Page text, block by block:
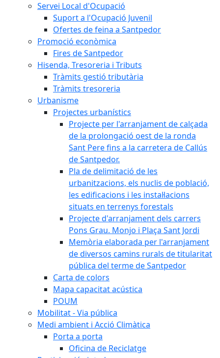
Servei Local d'Ocupació
Suport a l'Ocupació Juvenil
Ofertes de feina a Santpedor
Promoció econòmica
Fires de Santpedor
Hisenda, Tresoreria i Tributs
Tràmits gestió tributària
Tràmits tresoreria
Urbanisme
Projectes urbanístics
Projecte per l'arranjament de calçada
de la prolongació oest de la ronda
Sant Pere fins a la carretera de Callús
de Santpedor.
Pla de delimitació de les
urbanitzacions, els nuclis de població,
les edificacions i les instal·lacions
situats en terrenys forestals
Projecte d'arranjament dels carrers
Pons Grau. Monjo i Plaça Sant Jordi
Memòria elaborada per l'arranjament
de diversos camins rurals de titularitat
pública del terme de Santpedor
Carta de colors
Mapa capacitat acústica
POUM
Mobilitat - Via pública
Medi ambient i Acció Climàtica
Porta a porta
Oficina de Reciclatge